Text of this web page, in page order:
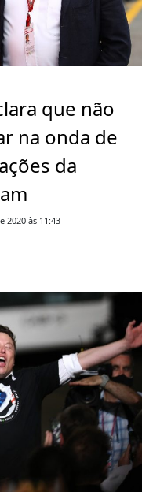
que não
na onda de
da
2020 às 11:43